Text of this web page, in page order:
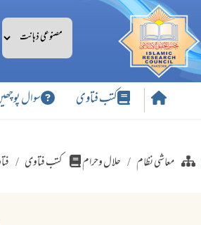
کتب فتاوی سوال
معاشی نظام حلال وحرام کتب فتاوی